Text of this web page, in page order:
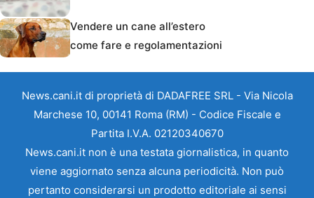
Vendere un cane all’estero
come fare e regolamentazioni
News.cani.it di proprietà di DADAFREE SRL - Via Nicola
Marchese 10, 00141 Roma (RM) - Codice Fiscale e
Partita I.V.A. 02120340670
News.cani.it non è una testata giornalistica, in quanto
viene aggiornato senza alcuna periodicità. Non può
pertanto considerarsi un prodotto editoriale ai sensi